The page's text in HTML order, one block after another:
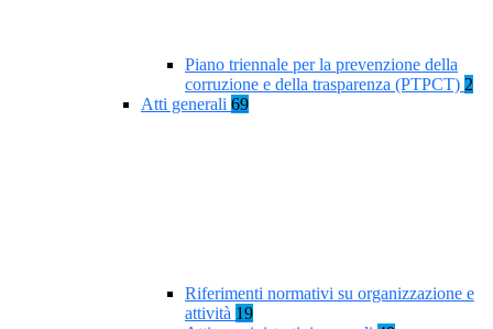
Piano triennale per la prevenzione della
corruzione e della trasparenza (PTPCT) 2
Atti generali 69
Riferimenti normativi su organizzazione e
attività 19